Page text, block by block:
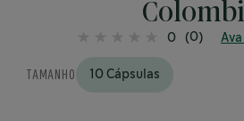
TAMANHO 10 Cápsulas
0 (0)